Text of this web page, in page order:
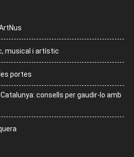
musical i artístic
portes
Catalunya: consells per gaudir-lo amb